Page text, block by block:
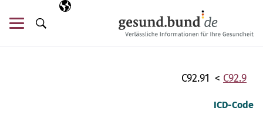
اللغة المختارة
AR
البحث
C92.9
C92.91
ICD-Code